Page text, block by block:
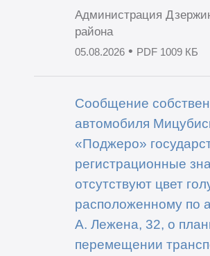
Администрация
района
05.08.2026• PDF 1009 КБ
Сообщение
автомобиля
«Поджеро»
регистрационные
отсутствуют цвет
расположенному по
А. Лежена, 32, о
перемещении